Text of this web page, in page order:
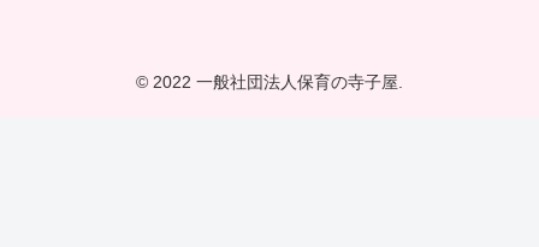
© 2022 一般社団法人保育の寺子屋.